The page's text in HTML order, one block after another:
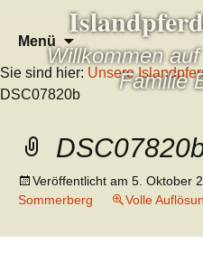
Willkommen
Familie
Menü
Zum
Inhalt
springen
Sie sind hier: Unsere
DSC07820b
Veröffentlicht am 5. Oktober
Sommerberg
Volle